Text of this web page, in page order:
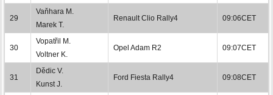
29
Vaňhara M.
Marek T.
Renault Clio Rally4 09:06CET
30
Vopatřil M.
Voltner K.
Opel Adam R2 09:07CET
31
Dědic V.
Kunst J.
Ford Fiesta Rally4 09:08CET